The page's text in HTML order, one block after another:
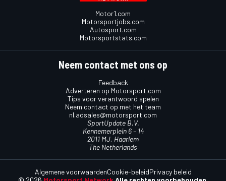
Motor1.com
Motorsportjobs.com
Autosport.com
Motorsportstats.com
Neem contact met ons op
Feedback
Adverteren op Motorsport.com
Tips voor verantwoord spelen
Neem contact op met het team
nl.adsales@motorsport.com
SportUpdate B.V.
Kennemerplein 6 – 14
2011 MJ, Haarlem
The Netherlands
Algemene voorwaardenCookie-beleidPrivacy beleid